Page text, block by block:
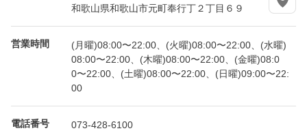
和歌山県和歌山市元町奉行丁２丁目６９
営業時間
(月曜)08:00〜22:00、(火曜)08:00〜22:00、(水曜)
08:00〜22:00、(木曜)08:00〜22:00、(金曜)08:0
0〜22:00、(土曜)08:00〜22:00、(日曜)09:00〜22:
00
電話番号 073-428-6100